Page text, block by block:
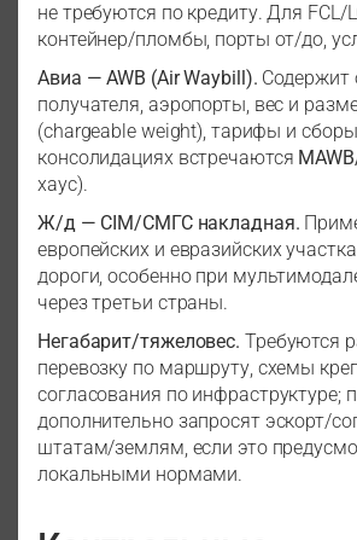
не требуются по кредиту. Для FCL/
контейнер/пломбы, порты от/до,
Авиа — AWB (Air Waybill). Содержит
получателя, аэропорты, вес и
(chargeable weight), тарифы и
консолидациях встречаются
хаус).
Ж/д — CIM/СМГС накладная.
европейских и евразийских
дороги, особенно при
через третьи страны.
Негабарит/тяжеловес. Требуются
перевозку по маршруту, схемы
согласования по инфраструктуре;
дополнительно запросят эскорт/
штатам/землям, если это
локальными нормами.